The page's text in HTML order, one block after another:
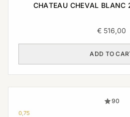
CHATEAU CHEVAL BLANC
€ 516,00
ADD TO
90
0,75